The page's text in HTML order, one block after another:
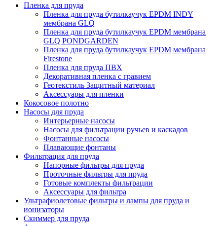
Пленка для пруда
Пленка для пруда бутилкаучук EPDM INDY
мембрана GLQ
Пленка для пруда бутилкаучук EPDM мембрана
GLQ PONDGARDEN
Пленка для пруда бутилкаучук EPDM мембрана
Firestone
Пленка для пруда ПВХ
Декоративная пленка с гравием
Геотекстиль Защитный материал
Аксессуары для пленки
Кокосовое полотно
Насосы для пруда
Интерьерные насосы
Насосы для фильтрации ручьев и каскадов
Фонтанные насосы
Плавающие фонтаны
Фильтрация для пруда
Напорные фильтры для пруда
Проточные фильтры для пруда
Готовые комплекты фильтрации
Аксессуары для фильтра
Ультрафиолетовые фильтры и лампы для пруда и
ионизаторы
Скиммер для пруда